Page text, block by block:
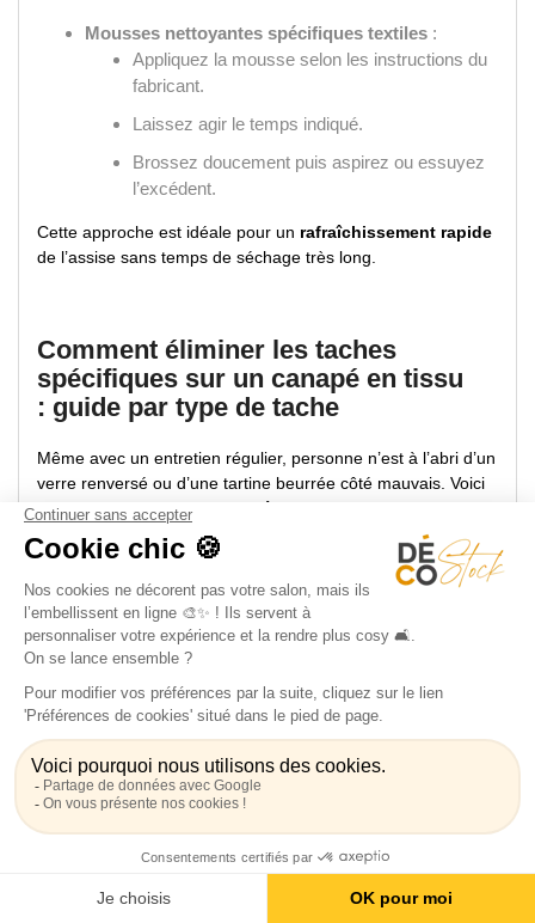
Mousses nettoyantes spécifiques textiles :
Appliquez la mousse selon les instructions du
fabricant.
Laissez agir le temps indiqué.
Brossez doucement puis aspirez ou essuyez
l’excédent.
Cette approche est idéale pour un rafraîchissement rapide
de l’assise sans temps de séchage très long.
Comment éliminer les taches
spécifiques sur un canapé en tissu
: guide par type de tache
Même avec un entretien régulier, personne n’est à l’abri d’un
verre renversé ou d’une tartine beurrée côté mauvais. Voici
commentnettoyer un canapé en tissu
taches les plus courantes.
Taches de graisse et huiles : quelles
solutions efficaces ?
Pour les taches grasses (huile, beurre, sauce, sébum) :
frotter pour ne pas étaler.
Saupoudrez généreusement de
terre de Sommières.
Laissez agir au moins 1 à 2 heures (plus si la tache
est ancienne).